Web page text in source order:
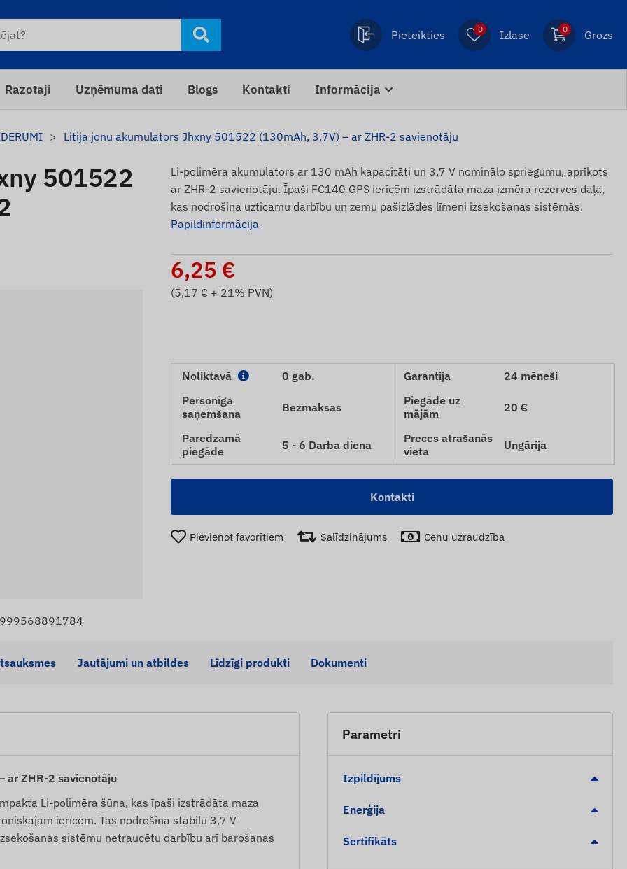
Pieteikties 0 Izlase 0 Grozs
Razotaji Uzņēmuma dati Blogs Kontakti Informācija
Litija jonu akumulators Jhxny 501522 (130mAh, 3.7V) – ar ZHR-2 savienotāju
501522
Li-polimēra akumulators ar 130 mAh kapacitāti un 3,7 V nominālo spriegumu, aprīkots
ar ZHR-2 savienotāju. Īpaši FC140 GPS ierīcēm izstrādāta maza izmēra rezerves daļa,
kas nodrošina uzticamu darbību un zemu pašizlādes līmeni izsekošanas sistēmās.
Papildinformācija
6,25 €
(5,17 € + 21% PVN)
Noliktavā
0 gab.
Personīga
saņemšana
Bezmaksas
Paredzamā
piegāde
5 - 6 Darba diena
Garantija
24 mēneši
Piegāde uz
mājām
20 €
Preces atrašanās
vieta
Ungārija
Kontakti
Pievienot favorītiem Salīdzinājums Cenu uzraudzība
Jautājumi un atbildes Līdzīgi produkti Dokumenti
ar ZHR-2 savienotāju
Li-polimēra šūna, kas īpaši izstrādāta maza
ierīcēm. Tas nodrošina stabilu 3,7 V
sistēmu netraucētu darbību arī barošanas
Parametri
Izpildījums
Enerģija
Sertifikāts